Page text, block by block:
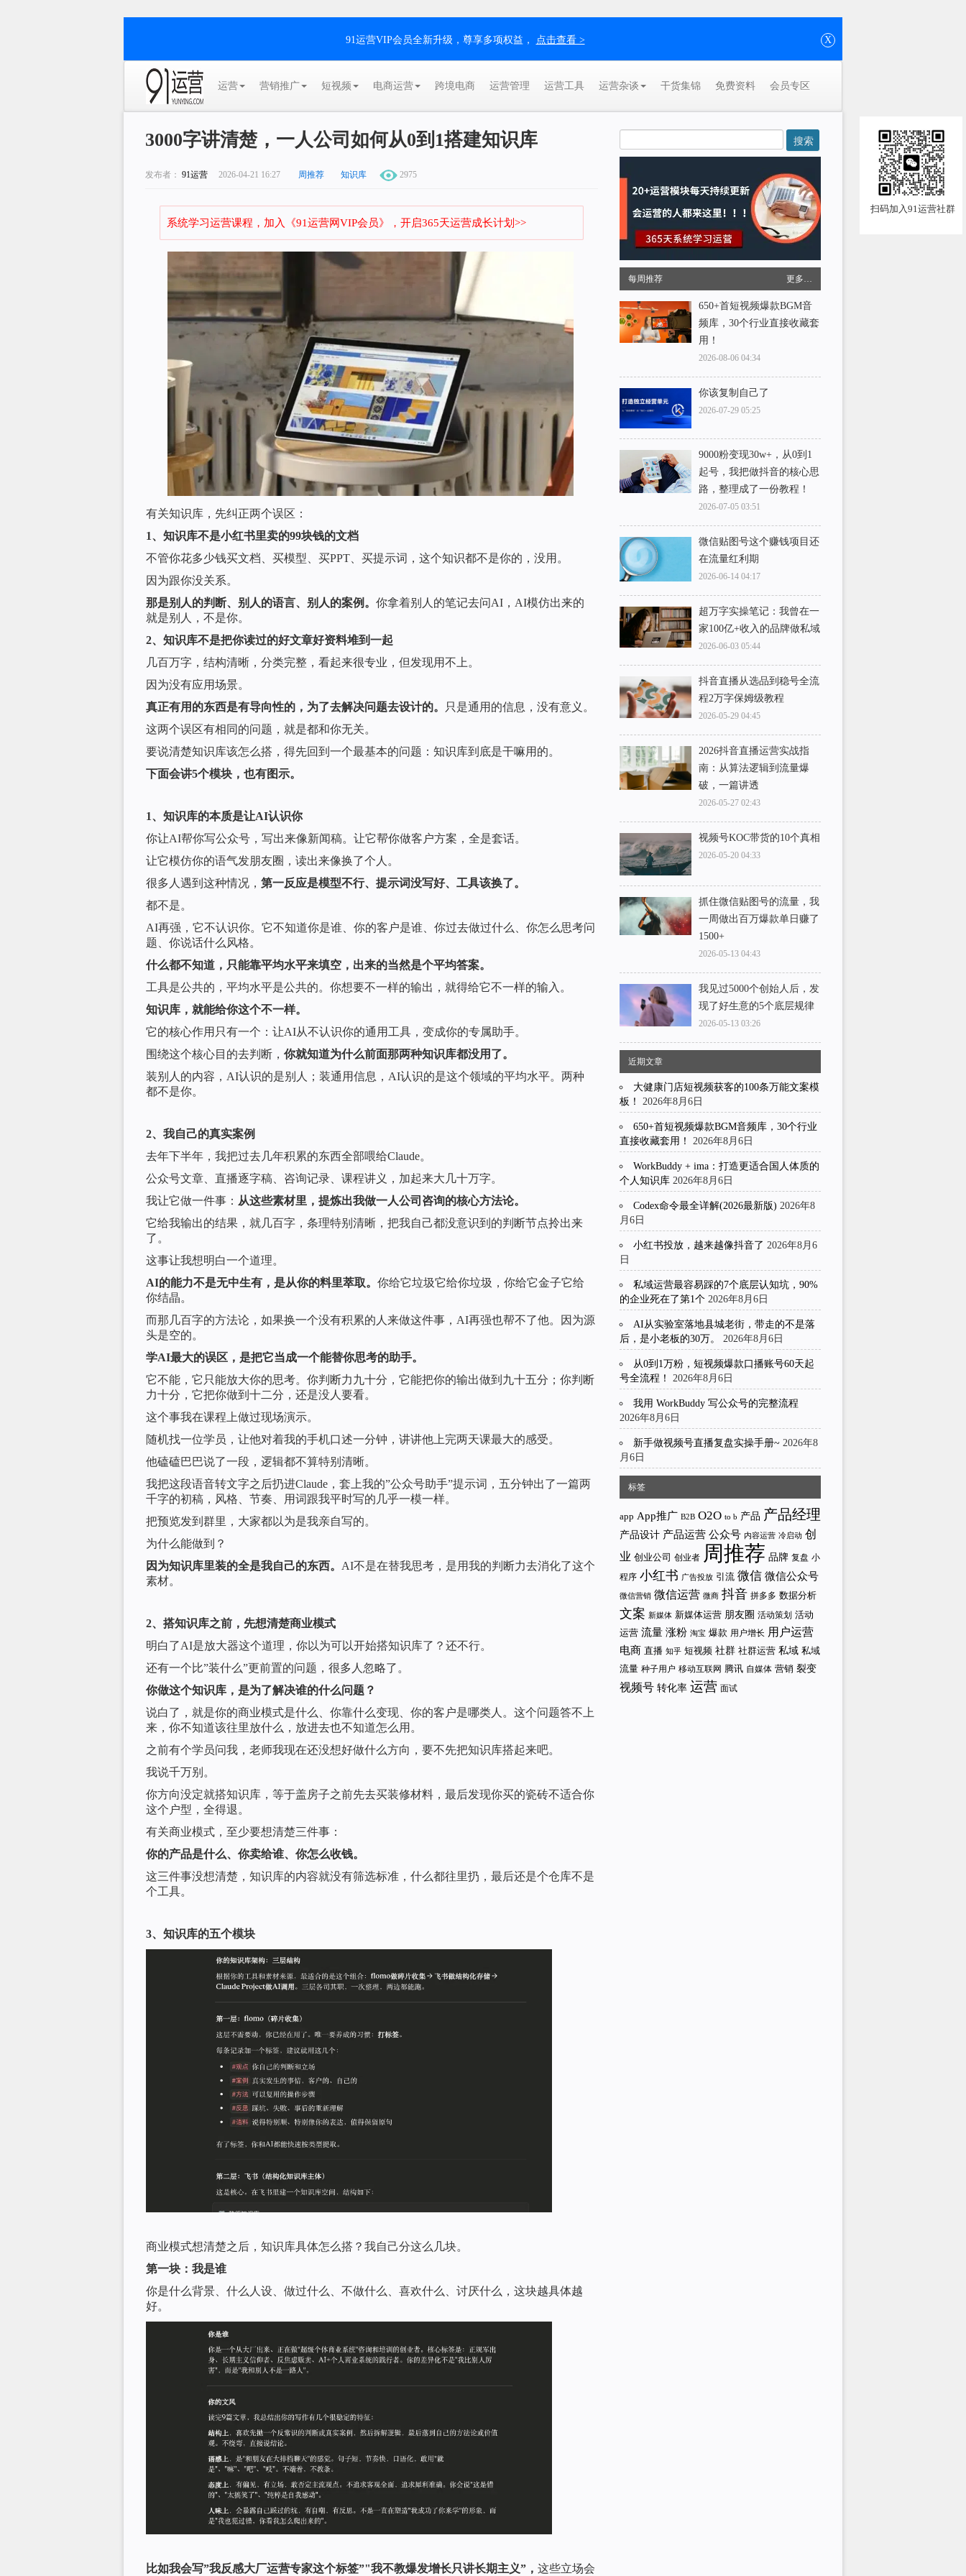
91运营VIP会员全新升级，尊享多项权益， 点击查看 > X
运营 营销推广 短视频 电商运营 跨境电商 运营管理 运营工具 运营杂谈 干货集锦 免费资料 会员专区
3000字讲清楚，一人公司如何从0到1搭建知识库
发布者： 91运营 2026-04-21 16:27 周推荐 知识库 2975
系统学习运营课程，加入《91运营网VIP会员》，开启365天运营成长计划>>
有关知识库，先纠正两个误区：
1、知识库不是小红书里卖的99块钱的文档
不管你花多少钱买文档、买模型、买PPT、买提示词，这个知识都不是你的，没用。
因为跟你没关系。
那是别人的判断、别人的语言、别人的案例。 你拿着别人的笔记去问AI，AI模仿出来的
就是别人，不是你。
2、知识库不是把你读过的好文章好资料堆到一起
几百万字，结构清晰，分类完整，看起来很专业，但发现用不上。
因为没有应用场景。
真正有用的东西是有导向性的，为了去解决问题去设计的。
只是通用的信息，没有意义。
这两个误区有相同的问题，就是都和你无关。
要说清楚知识库该怎么搭，得先回到一个最基本的问题：知识库到底是干嘛用的。
下面会讲5个模块，也有图示。
1、知识库的本质是让AI认识你
你让AI帮你写公众号，写出来像新闻稿。让它帮你做客户方案，全是套话。
让它模仿你的语气发朋友圈，读出来像换了个人。
很多人遇到这种情况， 第一反应是模型不行、提示词没写好、工具该换了。
都不是。
AI再强，它不认识你。它不知道你是谁、你的客户是谁、你过去做过什么、你怎么思考问
题、你说话什么风格。
什么都不知道，只能靠平均水平来填空，出来的当然是个平均答案。
工具是公共的，平均水平是公共的。你想要不一样的输出，就得给它不一样的输入。
知识库，就能给你这个不一样。
它的核心作用只有一个：让AI从不认识你的通用工具，变成你的专属助手。
围绕这个核心目的去判断， 你就知道为什么前面那两种知识库都没用了。
装别人的内容，AI认识的是别人；装通用信息，AI认识的是这个领域的平均水平。两种
都不是你。
2、我自己的真实案例
去年下半年，我把过去几年积累的东西全部喂给Claude。
公众号文章、直播逐字稿、咨询记录、课程讲义，加起来大几十万字。
我让它做一件事： 从这些素材里，提炼出我做一人公司咨询的核心方法论。
它给我输出的结果，就几百字，条理特别清晰，把我自己都没意识到的判断节点拎出来
了。
这事让我想明白一个道理。
AI的能力不是无中生有，是从你的料里萃取。 你给它垃圾它给你垃圾，你给它金子它给
你结晶。
而那几百字的方法论，如果换一个没有积累的人来做这件事，AI再强也帮不了他。因为源
头是空的。
学AI最大的误区，是把它当成一个能替你思考的助手。
它不能，它只能放大你的思考。你判断力九十分，它能把你的输出做到九十五分；你判断
力十分，它把你做到十二分，还是没人要看。
这个事我在课程上做过现场演示。
随机找一位学员，让他对着我的手机口述一分钟，讲讲他上完两天课最大的感受。
他磕磕巴巴说了一段，逻辑都不算特别清晰。
我把这段语音转文字之后扔进Claude，套上我的”公众号助手”提示词，五分钟出了一篇两
千字的初稿，风格、节奏、用词跟我平时写的几乎一模一样。
把预览发到群里，大家都以为是我亲自写的。
为什么能做到？
因为知识库里装的全是我自己的东西。 AI不是在替我思考，是用我的判断力去消化了这个
素材。
2、搭知识库之前，先想清楚商业模式
明白了AI是放大器这个道理，你以为可以开始搭知识库了？还不行。
还有一个比”装什么”更前置的问题，很多人忽略了。
你做这个知识库，是为了解决谁的什么问题？
说白了，就是你的商业模式是什么、你靠什么变现、你的客户是哪类人。这个问题答不上
来，你不知道该往里放什么，放进去也不知道怎么用。
之前有个学员问我，老师我现在还没想好做什么方向，要不先把知识库搭起来吧。
我说千万别。
你方向没定就搭知识库，等于盖房子之前先去买装修材料，最后发现你买的瓷砖不适合你
这个户型，全得退。
有关商业模式，至少要想清楚三件事：
你的产品是什么、你卖给谁、你怎么收钱。
这三件事没想清楚，知识库的内容就没有筛选标准，什么都往里扔，最后还是个仓库不是
个工具。
3、知识库的五个模块
商业模式想清楚之后，知识库具体怎么搭？我自己分这么几块。
第一块：我是谁
你是什么背景、什么人设、做过什么、不做什么、喜欢什么、讨厌什么，这块越具体越
好。
比如我会写”我反感大厂运营专家这个标签”"我不教爆发增长只讲长期主义”， 这些立场会
扫码加入91运营社群
每周推荐 更多…
650+首短视频爆款BGM音
频库，30个行业直接收藏套
用！
2026-08-06 04:34
你该复制自己了
2026-07-29 05:25
9000粉变现30w+，从0到1
起号，我把做抖音的核心思
路，整理成了一份教程！
2026-07-05 03:51
微信贴图号这个赚钱项目还
在流量红利期
2026-06-14 04:17
超万字实操笔记：我曾在一
家100亿+收入的品牌做私域
2026-06-03 05:44
抖音直播从选品到稳号全流
程2万字保姆级教程
2026-05-29 04:45
2026抖音直播运营实战指
南：从算法逻辑到流量爆
破，一篇讲透
2026-05-27 02:43
视频号KOC带货的10个真相
2026-05-20 04:33
抓住微信贴图号的流量，我
一周做出百万爆款单日赚了
1500+
2026-05-13 04:43
我见过5000个创始人后，发
现了好生意的5个底层规律
2026-05-13 03:26
近期文章
大健康门店短视频获客的100条万能文案模
板！
2026年8月6日
650+首短视频爆款BGM音频库，30个行业
直接收藏套用！
2026年8月6日
WorkBuddy + ima：打造更适合国人体质的
个人知识库 2026年8月6日
Codex命令最全详解(2026最新版) 2026年8
月6日
小红书投放，越来越像抖音了 2026年8月6
日
私域运营最容易踩的7个底层认知坑，90%
的企业死在了第1个 2026年8月6日
AI从实验室落地县城老街，带走的不是落
后，是小老板的30万。
2026年8月6日
从0到1万粉，短视频爆款口播账号60天起
号全流程！
2026年8月6日
我用 WorkBuddy 写公众号的完整流程
2026年8月6日
新手做视频号直播复盘实操手册~ 2026年8
月6日
标签
app App推广 B2B O2O to b 产品 产品经理
产品设计 产品运营 公众号 内容运营 冷启动 创
业 创业公司 创业者 周推荐 品牌 复盘 小
程序 小红书 广告投放 引流 微信 微信公众号
微信营销 微信运营 微商 抖音 拼多多 数据分析
文案 新媒体 新媒体运营 朋友圈 活动策划 活动
运营 流量 涨粉 淘宝 爆款 用户增长 用户运营
电商 直播 知乎 短视频 社群 社群运营 私域 私域
流量 种子用户 移动互联网 腾讯 自媒体 营销 裂变
视频号 转化率 运营 面试